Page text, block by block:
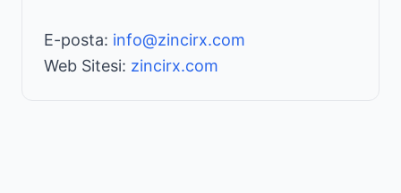
E-posta: info@zincirx.com
Web Sitesi: zincirx.com